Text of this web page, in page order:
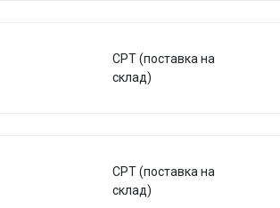
CPT (поставка на
склад)
CPT (поставка на
склад)